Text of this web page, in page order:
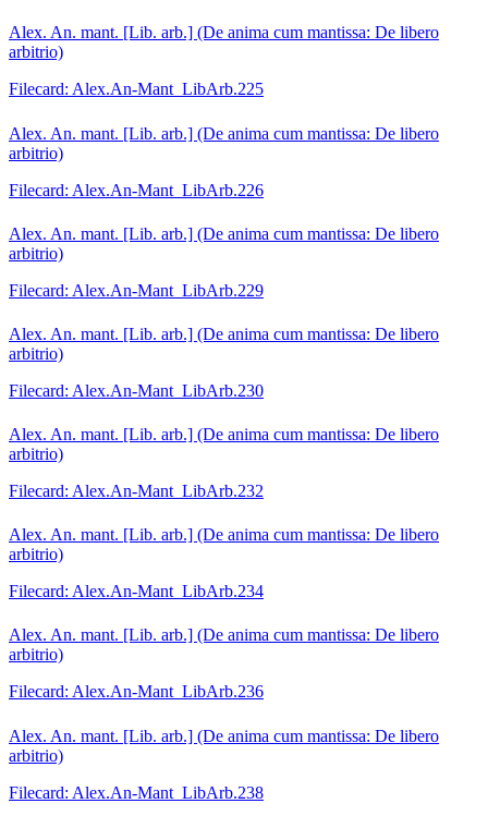
Alex. An. mant. [Lib. arb.] (De anima cum mantissa: De libero
arbitrio)
Filecard: Alex.An-Mant_LibArb.225
Alex. An. mant. [Lib. arb.] (De anima cum mantissa: De libero
arbitrio)
Filecard: Alex.An-Mant_LibArb.226
Alex. An. mant. [Lib. arb.] (De anima cum mantissa: De libero
arbitrio)
Filecard: Alex.An-Mant_LibArb.229
Alex. An. mant. [Lib. arb.] (De anima cum mantissa: De libero
arbitrio)
Filecard: Alex.An-Mant_LibArb.230
Alex. An. mant. [Lib. arb.] (De anima cum mantissa: De libero
arbitrio)
Filecard: Alex.An-Mant_LibArb.232
Alex. An. mant. [Lib. arb.] (De anima cum mantissa: De libero
arbitrio)
Filecard: Alex.An-Mant_LibArb.234
Alex. An. mant. [Lib. arb.] (De anima cum mantissa: De libero
arbitrio)
Filecard: Alex.An-Mant_LibArb.236
Alex. An. mant. [Lib. arb.] (De anima cum mantissa: De libero
arbitrio)
Filecard: Alex.An-Mant_LibArb.238